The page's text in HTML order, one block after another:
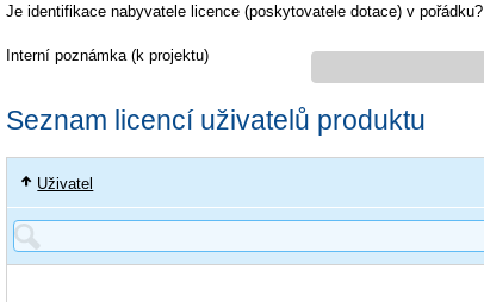
Je identifikace nabyvatele licence (poskytovatele dotace) v pořádku?
Interní poznámka (k projektu)
Seznam licencí uživatelů produktu
Uživatel